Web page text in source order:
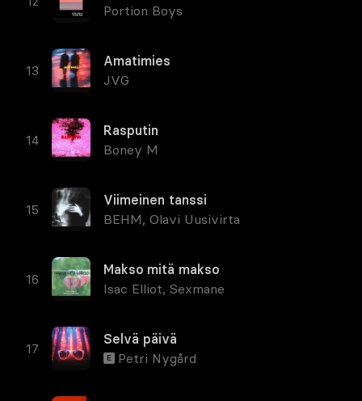
Portion Boys
Amatimies
JVG
Rasputin
Boney M
Viimeinen tanssi
BEHM, Olavi Uusivirta
Makso mitä makso
Isac Elliot, Sexmane
Selvä päivä
E Petri Nygård